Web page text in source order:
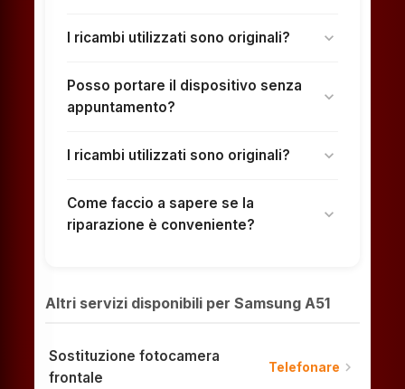
I ricambi utilizzati sono originali? expand_more
Posso portare il dispositivo senza
appuntamento?
expand_more
I ricambi utilizzati sono originali? expand_more
Come faccio a sapere se la
riparazione è conveniente?
expand_more
Altri servizi disponibili per Samsung A51
Sostituzione fotocamera
frontale
Telefonare chevron_right